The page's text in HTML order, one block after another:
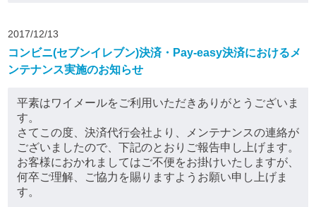
2017/12/13
コンビニ(セブンイレブン)決済・Pay-easy決済におけるメ
ンテナンス実施のお知らせ
平素はワイメールをご利用いただきありがとうございま
す。
さてこの度、決済代行会社より、メンテナンスの連絡が
ございましたので、下記のとおりご報告申し上げます。
お客様におかれましてはご不便をお掛けいたしますが、
何卒ご理解、ご協力を賜りますようお願い申し上げま
す。